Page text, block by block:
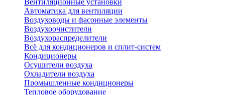
Вентиляционные установки
Автоматика для вентиляции
Воздуховоды и фасонные элементы
Воздухоочистители
Воздухораспределители
Всё для кондиционеров и сплит-систем
Кондиционеры
Осушители воздуха
Охладители воздуха
Промышленные кондиционеры
Тепловое оборудование